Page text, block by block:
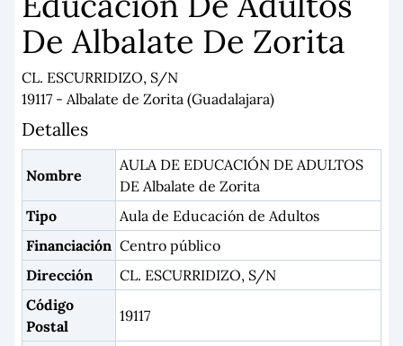
De Albalate De Zorita
CL. ESCURRIDIZO, S/N
19117 - Albalate de Zorita (Guadalajara)
Detalles
Nombre
AULA DE EDUCACIÓN DE ADULTOS
DE Albalate de Zorita
Tipo
Aula de Educación de Adultos
Financiación Centro público
Dirección
CL. ESCURRIDIZO, S/N
Código
Postal
19117